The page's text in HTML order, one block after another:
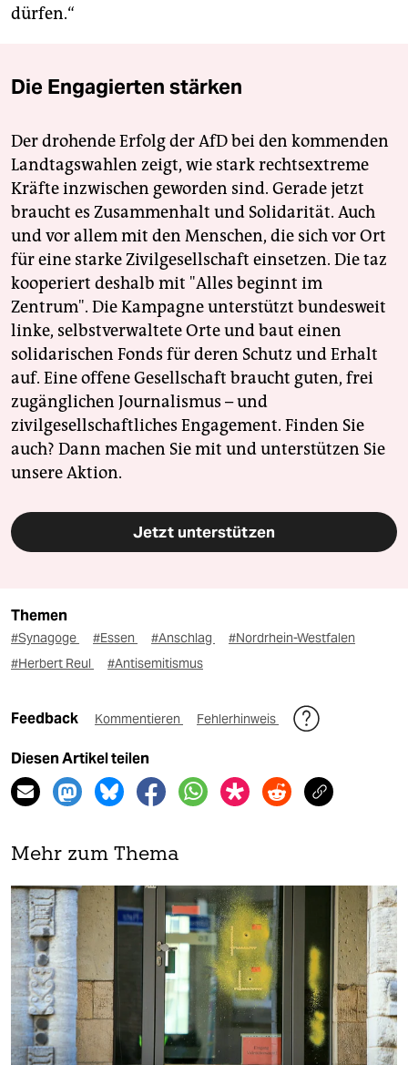
dürfen.“
Die Engagierten stärken
Der drohende Erfolg der AfD bei den kommenden
Landtagswahlen zeigt, wie stark rechtsextreme
Kräfte inzwischen geworden sind. Gerade jetzt
braucht es Zusammenhalt und Solidarität. Auch
und vor allem mit den Menschen, die sich vor Ort
für eine starke Zivilgesellschaft einsetzen. Die taz
kooperiert deshalb mit "Alles beginnt im
Zentrum". Die Kampagne unterstützt bundesweit
linke, selbstverwaltete Orte und baut einen
solidarischen Fonds für deren Schutz und Erhalt
auf. Eine offene Gesellschaft braucht guten, frei
zugänglichen Journalismus – und
zivilgesellschaftliches Engagement. Finden Sie
auch? Dann machen Sie mit und unterstützen Sie
unsere Aktion.
Jetzt unterstützen
Themen
#Synagoge #Essen #Anschlag
#Nordrhein-Westfalen
#Herbert Reul
#Antisemitismus
Feedback Kommentieren Fehlerhinweis
Diesen Artikel teilen
Mehr zum Thema